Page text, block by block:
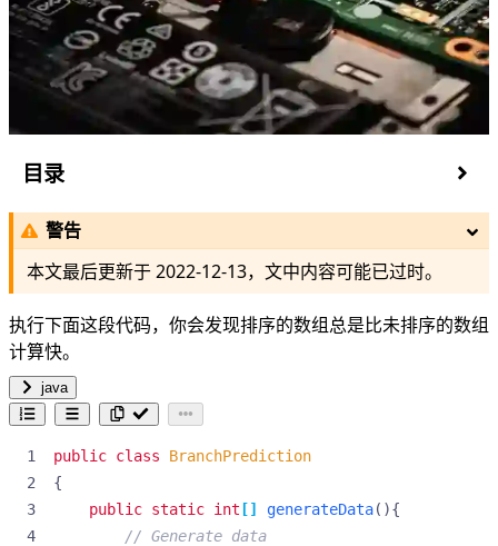
目录
原因
更多的例子
How
参考
警告
本文最后更新于2022-12-13，文中内容可能已过时。
执行下面这段代码，你会发现排序的数组总是比未排序的数组
计算快。
java
public class
BranchPrediction
{
public static int [] generateData(){
// Generate data